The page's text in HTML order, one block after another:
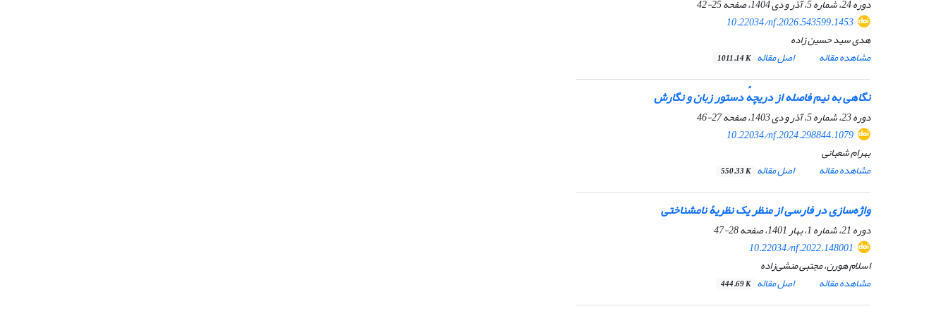
دوره 24، شماره 5، آذر و دی 1404، صفحه
25-42
10.22034/nf.2026.543599.1453
هدی سید حسین زاده
مشاهده مقاله
اصل مقاله 1011.14 K
نگاهی به نیم ‌فاصله از دریچهٔ دستور زبان و نگارش
دوره 23، شماره 5، آذر و دی 1403، صفحه
27-46
10.22034/nf.2024.298844.1079
بهرام شعبانی
مشاهده مقاله
اصل مقاله 550.33 K
واژه‏‌سازی در فارسی از منظر یک نظریۀ نام‏شناختی
دوره 21، شماره 1، بهار 1401، صفحه
28-47
10.22034/nf.2022.148001
اسلام هورن، مجتبی منشی‌زاده
مشاهده مقاله
اصل مقاله 444.69 K